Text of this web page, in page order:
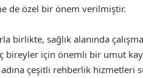
de özel bir önem verilmiştir.
birlikte, sağlık alanında
için önemli bir umut
çeşitli rehberlik hizmetleri